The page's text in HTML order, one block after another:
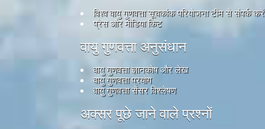
विश्व वायु गुणवत्ता सूचकांक परियोजना टीम से संपर्क करें
प्रेस और मीडिया किट
वायु गुणवत्ता अनुसंधान
वायु गुणवत्ता ज्ञानकोष और लेख
वायु गुणवत्ता प्रयोग
वायु गुणवत्ता सेंसर विश्लेषण
अक्सर पूछे जाने वाले प्रश्नों